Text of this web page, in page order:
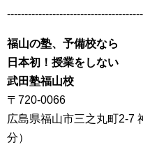
福山の塾、予備校なら
日本初！授業をしない
武田塾福山校
〒720-0066
広島県福山市三之丸町2-7
分）